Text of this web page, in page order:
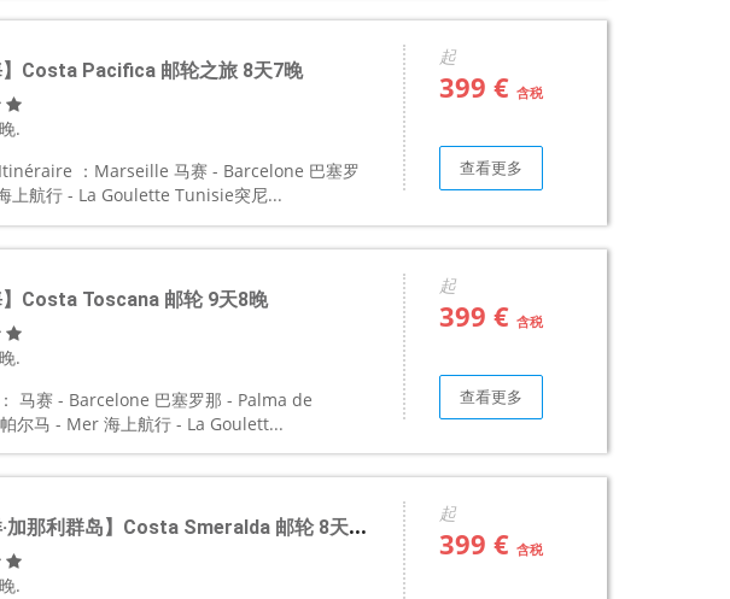
】Costa Pacifica 邮轮之旅 8天7晚
.
：Marseille 马赛 - Barcelone 巴塞罗
上航行 - La Goulette Tunisie突尼...
起
399 € 含税
查看更多
】Costa Toscana 邮轮 9天8晚
.
马赛 - Barcelone 巴塞罗那 - Palma de
尔马 - Mer 海上航行 - La Goulett...
起
399 € 含税
查看更多
·加那利群岛】Costa Smeralda 邮轮 8天7晚
.
起
399 € 含税